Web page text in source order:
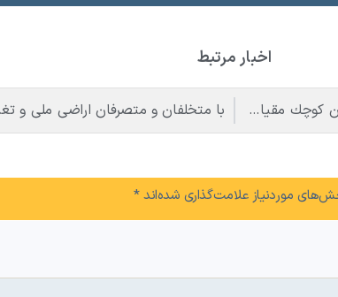
اخبار مرتبط
طرح احيا و فعال سازي محدوده ها و معادن كوچك مقياس منطقه آزاد ماکو اجرایی شد
موردنیاز علامت‌گذاری شده‌اند*